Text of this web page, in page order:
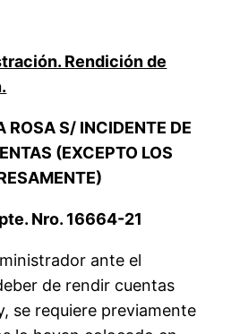
Rendición de
ROSA S/ INCIDENTE DE
(EXCEPTO LOS
Nro. 16664-21
ante el
de rendir cuentas
se requiere previamente